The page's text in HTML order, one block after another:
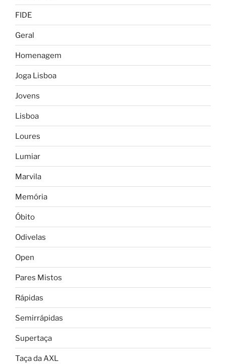
FIDE
Geral
Homenagem
Joga Lisboa
Jovens
Lisboa
Loures
Lumiar
Marvila
Memória
Óbito
Odivelas
Open
Pares Mistos
Rápidas
Semirrápidas
Supertaça
Taça da AXL